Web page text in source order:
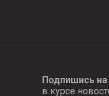
Подпишись на
в курсе